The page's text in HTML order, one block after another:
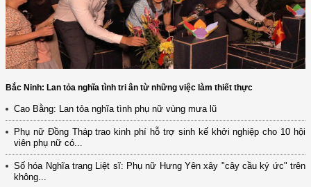
Bắc Ninh: Lan tỏa nghĩa tình tri ân từ những việc làm thiết thực
Cao Bằng: Lan tỏa nghĩa tình phụ nữ vùng mưa lũ
Phụ nữ Đồng Tháp trao kinh phí hỗ trợ sinh kế khởi nghiệp cho 10 hội
viên phụ nữ có...
Số hóa Nghĩa trang Liệt sĩ: Phụ nữ Hưng Yên xây "cây cầu ký ức" trên
không...